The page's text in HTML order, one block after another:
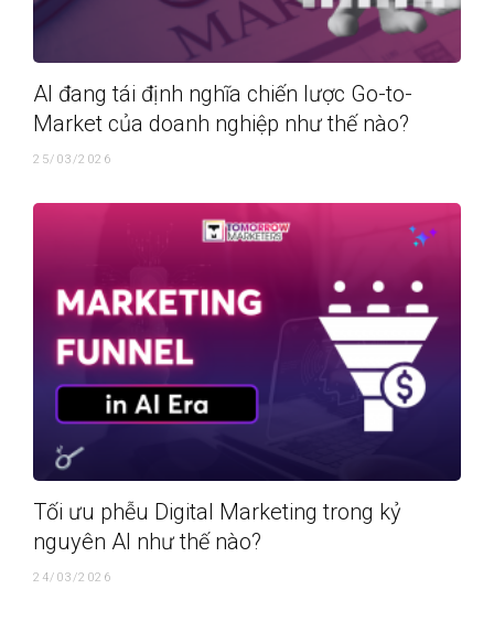
AI đang tái định nghĩa chiến lược Go-to-
Market của doanh nghiệp như thế nào?
25/03/2026
Tối ưu phễu Digital Marketing trong kỷ
nguyên AI như thế nào?
24/03/2026